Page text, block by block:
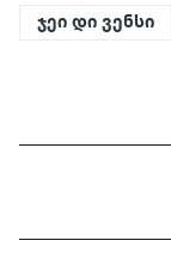
ჯეი დი ვენსი